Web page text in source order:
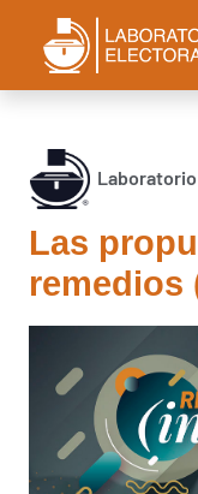
Las
remedios